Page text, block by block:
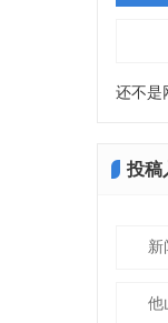
还不是
投稿
新
他